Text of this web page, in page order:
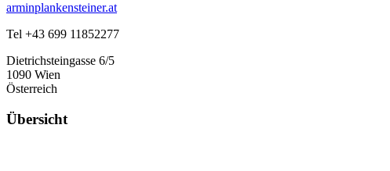
arminplankensteiner.at
Tel +43 699 11852277
Dietrichsteingasse 6/5
1090 Wien
Österreich
Übersicht